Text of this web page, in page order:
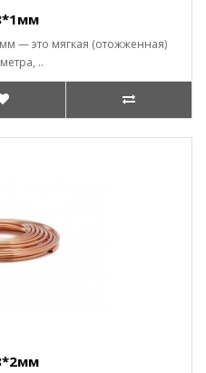
— это мягкая (отожженная)
..